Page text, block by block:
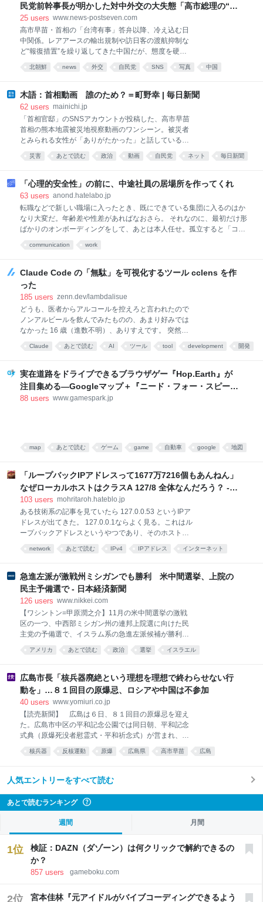
民党前幹事長が明かした対中外交の大失態「高市総理の“個
人的なSNS投稿”が習近平主席を怒らせた」
25 users www.news-postseven.com
高市早苗・首相の「台湾有事」答弁以降、冷え込む日
中関係。レアアースの輸出規制や訪日客の渡航抑制な
ど“報復措置”を繰り返してきた中国だが、態度を硬化
させたきっかけは台湾有事発言に先立つ、ある1枚の
写真にあったという。中国に付け入られる高市首相の
にノンフィクション作家の森功氏が迫った。（文中敬
称略）【全3回の第2回】 習近平の怒りをかったXへの
投稿写真 このところ高市政権ではマスコミ各社の発表
した内閣支持率が軒並み下がっている。物価高対策や
皇室典範の改正に対する不満が支持率急落のもっぱら
たくいえばすべてが期待外れに終わりそうだ、と国民
策が一挙に噴き出す事態になりかねない。とりわけ改
善の見込みのない対中外交は高市政権にとって最大の
アキレス腱といえる。
北朝鮮 news 外交 自民党 SNS 写真 中国
木語：首相動画 誰のため？＝町野幸 | 毎日新聞
62 users mainichi.jp
「首相官邸」のSNSアカウントが投稿した、高市早苗
首相の熊本地震被災地視察動画のワンシーン。被災者
とみられる女性が「ありがたかった」と話している様
子にテロップも入れられている＝スクリーンショット
より ＜moku－go＞ 高市早苗首相が熊本地震の被災地
アカウントが投稿したものである。 さっそうとヘリコ
プターに乗り込むカットから始まり、ひたすら首相を
中心にしたカメラワーク。大胆かつさまざまなアング
ル、わずかな秒数でカットの切り替えを重ねた、まる
でプロモーションビデオのような「かっこよさを追求
が全部、ありがたかったです」と首相を前に感謝の意
災害 あとで読む 政治 動画 自民党 ネット 毎日新聞
「心理的安全性」の前に、中途社員の居場所を作ってくれ
63 users anond.hatelabo.jp
転職などで新しい職場に入ったとき、既にできている集団に入るのはか
なり大変だ。年齢差や性差があればなおさら。 それなのに、最初だけ形
ばかりのオンボーディングをして、あとは本人任せ。孤立すると「コミ
スならさらに孤立しやすい。 じゃあどうするか。人事と管理職が仕事し
てほしい。イベントは「自由参加」で終わらせず、勤務時間内に参加さ
せる場を作る。管理職は週1でも仕事抜きで全員集まって雑談できる時
以上、平均年齢31.3歳の大手に中途入社した40代既婚男性の独り言。 本
当に周囲が若くて、転籍以前に居場所を作るだけでしんどい。
communication work
Claude Code の「無駄」を可視化するツール cclens を作
った
185 users zenn.dev/lambdalisue
どうも、医者からアルコールを控えろと言われたので
ノンアルビールを飲んでみたものの、あまり好みでは
なかった 16 歳（進数不明）、ありすえです。 突然で
すが、皆さんは自分の Claude Code が どれくらい無
駄なことをしているか 把握していますか？ 設定の効果
で、設定の効果検証がめちゃくちゃ難しい。 ある目的
のためにルールやスキルを書いたとして、それが本当
に効いてるのか？ 効いてるとして、ちゃんと効果的に
かに積もっていく、という感じです。 じゃあ棚卸しす
Claude あとで読む AI ツール tool development 開発
実在道路をドライブできるブラウザゲー『Hop.Earth』が
注目集める―Googleマップ＋『ニード・フォー・スピー
ド』のようなゲーム性 | Game*Spark - 国内・海外ゲーム
88 users www.gamespark.jp
map あとで読む ゲーム game 自動車 google 地図
「ループバックIPアドレスって1677万7216個もあんねん」
なぜローカルホストはクラスA 127/8 全体なんだろう？ -
in between days
103 users mohritaroh.hateblo.jp
ある技術系の記事を見ていたら 127.0.0.53 というIPア
ドレスが出てきた。 127.0.0.1ならよく見る。これはル
ープバックアドレスというやつであり、そのホスト自
身、つまりlocalhostに割り当てられるIPアドレスだ。
この最後のオクテットが53になるバリエーションにつ
LinuxでDNS用のローカルアドレスとして使われてい
るそうだ。 それで初めて知ったのだが、そもそもルー
プバックアドレスは127.0.0.1というひとつのIPアドレ
り当てられていて、Linuxなどでは127.で始まる1677
万7216個のIPv4アドレスどれにpingしても自分自身が
答えるらしい。今さらLinux利用者には常識的な話で恐
縮だが、すぐ頭をよぎったのは「それって無駄じゃ
network あとで読む IPv4 IPアドレス インターネット
急進左派が激戦州ミシガンでも勝利 米中間選挙、上院の
民主予備選で - 日本経済新聞
126 users www.nikkei.com
【ワシントン=甲原潤之介】11月の米中間選挙の激戦
区の一つ、中西部ミシガン州の連邦上院選に向けた民
主党の予備選で、イスラム系の急進左派候補が勝利し
た。穏健派候補を破り、本選で共和党候補と争う。党
内の路線対立が続くなか、格差縮小などを訴える急進
援停止や国民皆保険など主張4日の予備選で勝利した
のはアブドゥル・エルサイード氏。米メディアによる
と、開票
アメリカ あとで読む 政治 選挙 イスラエル
広島市長「核兵器廃絶という理想を理想で終わらせない行
動を」…８１回目の原爆忌、ロシアや中国は不参加
40 users www.yomiuri.co.jp
【読売新聞】 広島は６日、８１回目の原爆忌を迎え
た。広島市中区の平和記念公園では同日朝、平和記念
式典（原爆死没者慰霊式・平和祈念式）が営まれ、被
爆者や遺族らが原爆で亡くなった犠牲者を悼んだ。国
際情勢が緊迫化する中、松井一実市長は平和
核兵器 反核運動 原爆 広島県 高市早苗 広島
人気エントリーをすべて読む
あとで読むランキング
週間 月間
1位
検証：DAZN（ダゾーン）は何クリックで解約できるの
か？
857 users gameboku.com
2位 宮本佳林『元アイドルがバイブコーディングできるよう